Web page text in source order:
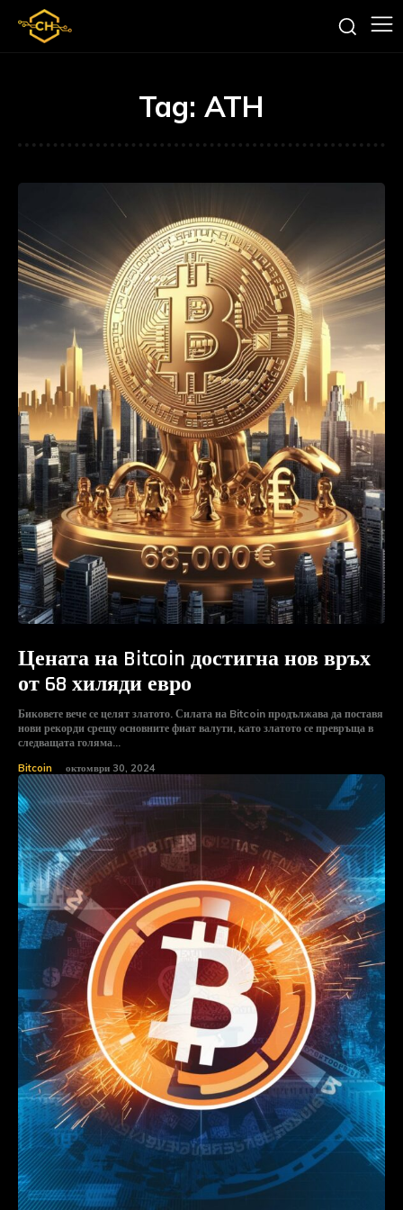
Tag: ATH
Цената на Bitcoin достигна нов връх
от 68 хиляди евро
Биковете вече се целят златото. Силата на Bitcoin продължава да поставя
нови рекорди срещу основните фиат валути, като златото се превръща в
следващата голяма...
Bitcoin октомври 30, 2024